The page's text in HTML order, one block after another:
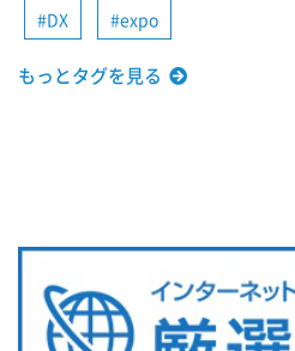
DX expo
もっとタグを見る